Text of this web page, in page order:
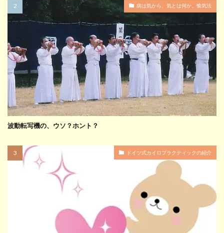
病は気から、気とは何か、愉気法
波動転写機の、ウソ？ホント？
ドイツ式カイロプラクティックの紹介